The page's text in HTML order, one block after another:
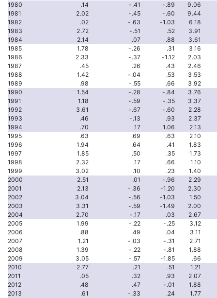
1980
.14 -.41 -.89
9.06
1981
2.02 -.45 -.60
9.44
1982
.02 -.63 -1.03
6.18
1983
2.72 -.51 .52
3.91
1984
2.14 .07 .88
3.61
1985
1.78 -.26 .31
3.16
1986
2.33 -.37 -1.12
2.03
1987
.45 .26 .43
2.46
1988
1.42 -.04 .53
3.53
1989
.98 -.55 .66
3.92
1990
1.54 -.28 -.84
3.76
1991
1.18 -.59 -.35
3.37
1992
3.61 -.67 -.60
2.28
1993
.46 -.13 .93
2.37
1994
.70 .17 1.06
2.13
1995
.63 .69 .63
2.10
1996
1.94 .64 .41
1.83
1997
1.85 .50 .35
1.73
1998
2.32 .17 .66
1.10
1999
3.02 .10 .23
1.40
2000
2.51 .01 -.96
2.29
2001
2.13 -.36 -1.20
2.30
2002
3.04 -.56 -1.03
1.50
2003
3.31 -.59 -1.49
2.00
2004
2.70 -.17 .03
2.67
2005
1.99 -.22 -.25
3.12
2006
.88 .49 .04
3.11
2007
1.21 -.03 -.31
2.71
2008
1.39 -.22 -.81
1.88
2009
3.05 -.57 -1.85
.66
2010
2.77 .21 .51
1.21
2011
.05 .32 .93
2.07
2012
.48 .47 -.01
1.88
2013
.61 -.33 .24
1.77